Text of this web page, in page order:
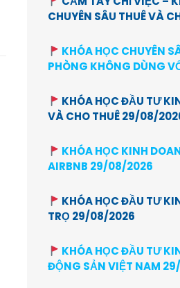
CHUYÊN SÂU THUÊ VÀ
KHÓA HỌC CHUYÊN
PHÒNG KHÔNG DÙNG
KHÓA HỌC ĐẦU TƯ
VÀ CHO THUÊ 29/08/
KHÓA HỌC KINH
AIRBNB 29/08/2026
KHÓA HỌC ĐẦU TƯ
TRỌ 29/08/2026
KHÓA HỌC ĐẦU TƯ
ĐỘNG SẢN VIỆT NAM